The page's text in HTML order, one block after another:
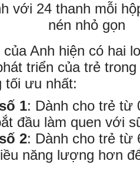
với 24 thanh mỗi
nén nhỏ gọn
Anh hiện có hai
triển của trẻ
tối ưu nhất:
1: Dành cho trẻ từ
đầu làm quen với
2: Dành cho trẻ từ
năng lượng hơn